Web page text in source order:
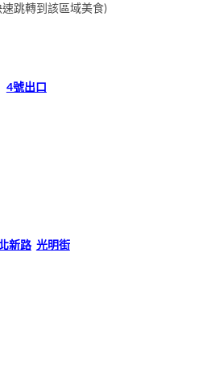
跳轉到該區域美食)
4號出口
新路 光明街